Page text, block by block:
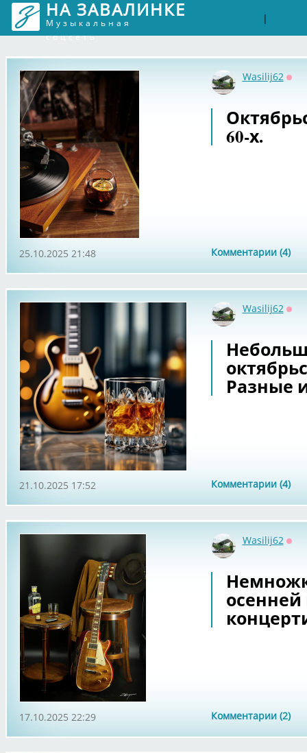
НА ЗАВАЛИНКЕ
Музыкальная
соцсеть
|
Wasilij62
60-х.
Комментарии (4)
25.10.2025 21:48
Wasilij62
Разные
Комментарии (4)
21.10.2025 17:52
Wasilij62
Комментарии (2)
17.10.2025 22:29